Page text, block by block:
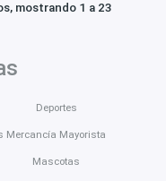
mostrando 1 a 23
Deportes
Mercancía Mayorista
Mascotas